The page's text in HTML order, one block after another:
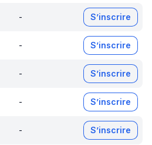
- S’inscrire
- S’inscrire
- S’inscrire
- S’inscrire
- S’inscrire